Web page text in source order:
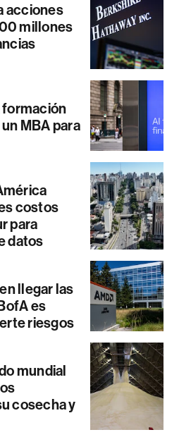
acciones
millones
formación
MBA para
costos
para
datos
llegar las
es
riesgos
mundial
cosecha y